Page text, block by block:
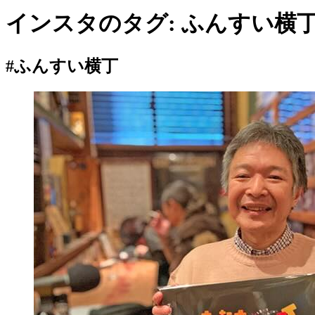
インスタのタグ: ふんすい横
#ふんすい横丁